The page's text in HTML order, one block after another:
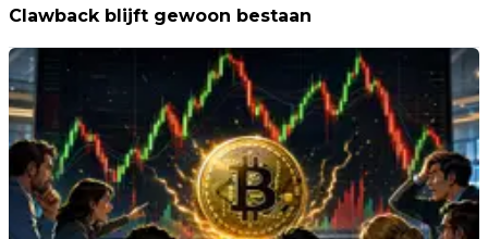
Clawback blijft gewoon bestaan